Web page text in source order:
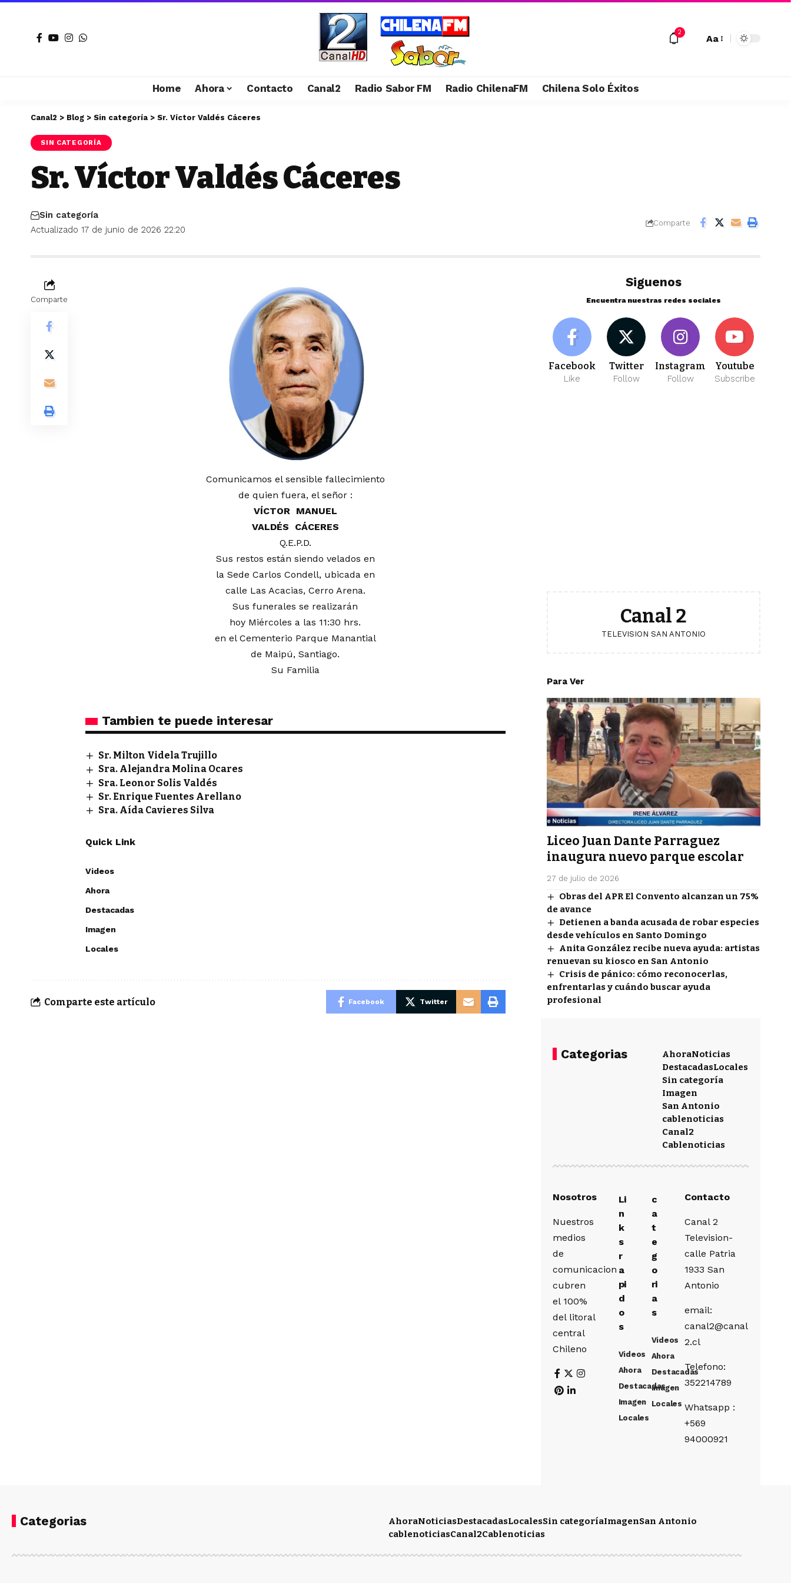
2
Aa
Home Ahora Contacto Canal2 Radio Sabor FM Radio ChilenaFM Chilena Solo Éxitos
Canal2 > Blog > Sin categoría > Sr. Víctor Valdés Cáceres
SIN CATEGORÍA
Sr. Víctor Valdés Cáceres
Actualizado 17 de junio de 2026 22:20
Sin categoría
Comparte
Comparte
Comunicamos el sensible fallecimiento
de quien fuera, el señor :
VÍCTOR MANUEL
VALDÉS CÁCERES
Q.E.P.D.
Sus restos están siendo velados en
la Sede Carlos Condell, ubicada en
calle Las Acacias, Cerro Arena.
Sus funerales se realizarán
hoy Miércoles a las 11:30 hrs.
en el Cementerio Parque Manantial
de Maipú, Santiago.
Su Familia
Tambien te puede interesar
Sr. Milton Videla Trujillo
Sra. Alejandra Molina Ocares
Sra. Leonor Solis Valdés
Sr. Enrique Fuentes Arellano
Sra. Aída Cavieres Silva
Quick Link
Videos
Ahora
Destacadas
Imagen
Locales
Comparte este artículo Facebook Twitter
Siguenos
Encuentra nuestras redes sociales
Facebook
Like
Twitter
Follow
Instagram
Follow
Youtube
Subscribe
Canal 2
TELEVISION SAN ANTONIO
Para Ver
Liceo Juan Dante Parraguez
inaugura nuevo parque escolar
27 de julio de 2026
Obras del APR El Convento alcanzan un 75%
de avance
Detienen a banda acusada de robar especies
desde vehículos en Santo Domingo
Anita González recibe nueva ayuda: artistas
renuevan su kiosco en San Antonio
Crisis de pánico: cómo reconocerlas,
enfrentarlas y cuándo buscar ayuda
profesional
Categorias AhoraNoticias
DestacadasLocales
Sin categoría
Imagen
San Antonio
cablenoticias
Canal2
Cablenoticias
Nosotros
Nuestros
medios
de
comunicacion
cubren
el 100%
del litoral
central
Chileno
Li
n
k
s
r
a
pi
d
o
s
Videos
Ahora
Destacadas
Imagen
Locales
c
a
t
e
g
o
ri
a
s
Videos
Ahora
Destacadas
Imagen
Locales
Contacto
Canal 2
Television-
calle Patria
1933 San
Antonio
email:
canal2@canal
2.cl
Telefono:
352214789
Whatsapp :
+569
94000921
Categorias AhoraNoticiasDestacadasLocalesSin categoríaImagenSan Antonio
cablenoticiasCanal2Cablenoticias